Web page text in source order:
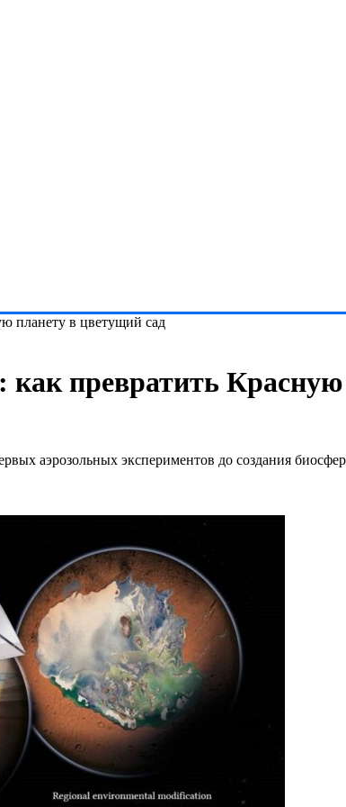
планету в цветущий сад
превратить Красную
аэрозольных экспериментов до создания